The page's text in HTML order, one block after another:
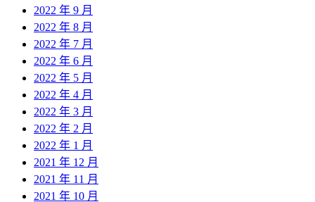
2022 年 9 月
2022 年 8 月
2022 年 7 月
2022 年 6 月
2022 年 5 月
2022 年 4 月
2022 年 3 月
2022 年 2 月
2022 年 1 月
2021 年 12 月
2021 年 11 月
2021 年 10 月